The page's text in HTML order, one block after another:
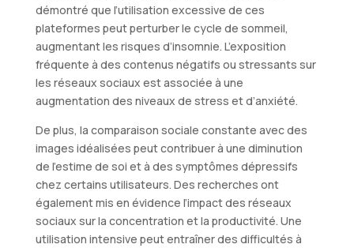
démontré que l’utilisation excessive de ces
plateformes peut perturber le cycle de sommeil,
augmentant les risques d’insomnie. L’exposition
fréquente à des contenus négatifs ou stressants sur
les réseaux sociaux est associée à une
augmentation des niveaux de stress et d’anxiété.
De plus, la comparaison sociale constante avec des
images idéalisées peut contribuer à une diminution
de l’estime de soi et à des symptômes dépressifs
chez certains utilisateurs. Des recherches ont
également mis en évidence l’impact des réseaux
sociaux sur la concentration et la productivité. Une
utilisation intensive peut entraîner des difficultés à